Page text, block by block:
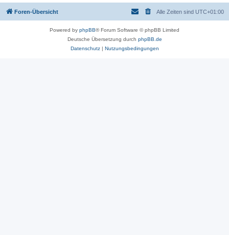
Foren-Übersicht Alle Zeiten sind UTC+01:00
Powered by phpBB® Forum Software © phpBB Limited
Deutsche Übersetzung durch phpBB.de
Datenschutz| Nutzungsbedingungen